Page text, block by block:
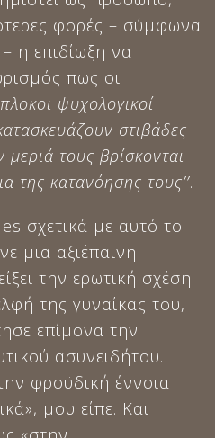
φορές – σύμφωνα
η επιδίωξη να
πως οι
ψυχολογικοί
στιβάδες
τους βρίσκονται
της κατανόησης τους’’.
σχετικά με αυτό το
μια αξιέπαινη
την ερωτική σχέση
της γυναίκας του,
επίμονα την
ασυνειδήτου.
φροϋδική έννοια
μου είπε. Και